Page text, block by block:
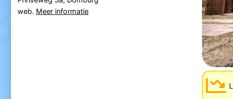
web. Meer informatie